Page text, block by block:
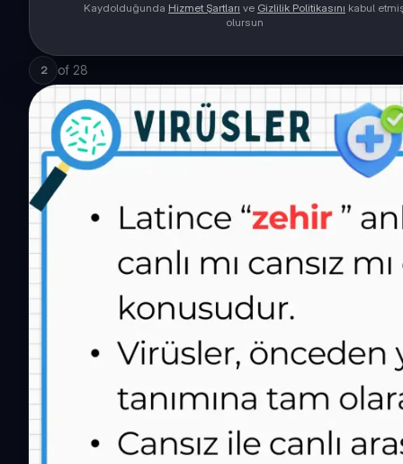
Kaydolduğunda Hizmet Şartları ve Gizlilik Politikasını kabul
olursun
2 of 28